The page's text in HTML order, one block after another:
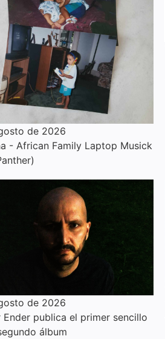
de 2026
- African Family Laptop Musick
de 2026
Ender publica el primer sencillo
álbum